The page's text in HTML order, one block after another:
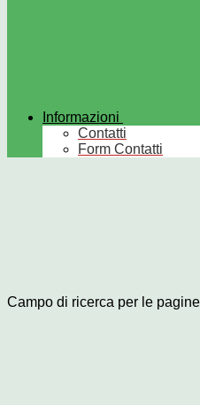
Informazioni
Contatti
Form Contatti
Campo di ricerca per le